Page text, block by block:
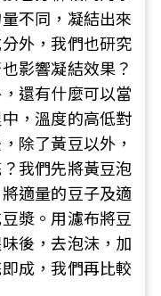
不同，凝結出來
外，我們也研究
影響凝結效果？
還有什麼可以當
，溫度的高低對
除了黃豆以外，
我們先將黃豆泡
適量的豆子及適
漿。用濾布將豆
後，去泡沫，加
成，我們再比較